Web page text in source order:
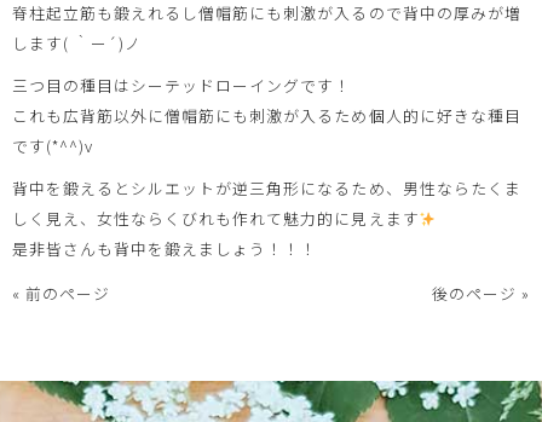
脊柱起立筋も鍛えれるし僧帽筋にも刺激が入るので背中の厚みが増
します( ｀ー´)ノ
三つ目の種目はシーテッドローイングです！
これも広背筋以外に僧帽筋にも刺激が入るため個人的に好きな種目
です(*^^)v
背中を鍛えるとシルエットが逆三角形になるため、男性ならたくま
しく見え、女性ならくびれも作れて魅力的に見えます
是非皆さんも背中を鍛えましょう！！！
« 前のページ
後のページ »